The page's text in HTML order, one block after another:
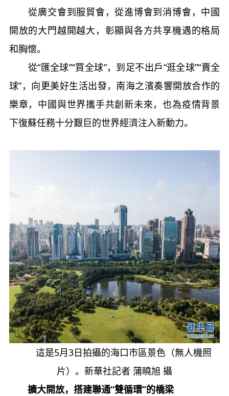
從廣交會到服貿會，從進博會到消博會，中國
開放的大門越開越大，彰顯與各方共享機遇的格局
和胸懷。
從“匯全球”“買全球”，到足不出戶“逛全球”“賣全
球”，向更美好生活出發，南海之濱奏響開放合作的
樂章，中國與世界攜手共創新未來，也為疫情背景
下復蘇任務十分艱巨的世界經濟注入新動力。
這是5月3日拍攝的海口市區景色（無人機照
片）。新華社記者 蒲曉旭 攝
擴大開放，搭建聯通“雙循環”的橋梁